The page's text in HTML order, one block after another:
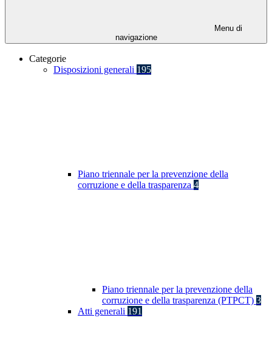
Menu di
navigazione
Categorie
Disposizioni generali 195
Piano triennale per la prevenzione della
corruzione e della trasparenza 4
Piano triennale per la prevenzione della
corruzione e della trasparenza (PTPCT) 3
Atti generali 191